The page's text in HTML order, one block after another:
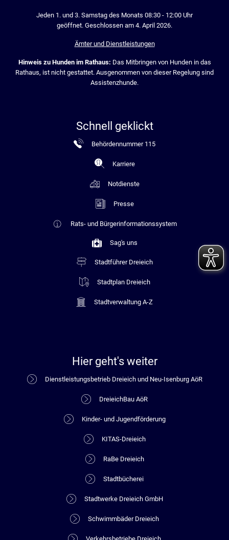
Jeden 1. und 3. Samstag des Monats 08:30 - 12:00 Uhr
geöffnet. Geschlossen am 4. April 2026.
Ämter und Dienstleistungen
Hinweis zu Hunden im Rathaus: Das Mitbringen von Hunden in das
Rathaus, ist nicht gestattet. Ausgenommen von dieser Regelung sind
Assistenzhunde.
Schnell geklickt
Behördennummer 115
Karriere
Notdienste
Presse
Rats- und Bürgerinformationssystem
Sag's uns
Stadtführer Dreieich
Stadtplan Dreieich
Stadtverwaltung A-Z
Hier geht's weiter
Dienstleistungsbetrieb Dreieich und Neu-Isenburg AöR
DreieichBau AöR
Kinder- und Jugendförderung
KITAS-Dreieich
RaBe Dreieich
Stadtbücherei
Stadtwerke Dreieich GmbH
Schwimmbäder Dreieich